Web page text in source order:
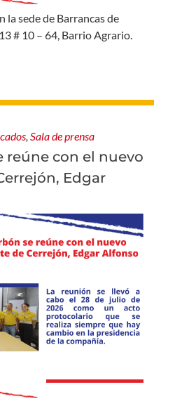
la sede de Barrancas de
# 10 – 64, Barrio Agrario.
, Sala de prensa
reúne con el nuevo
Edgar